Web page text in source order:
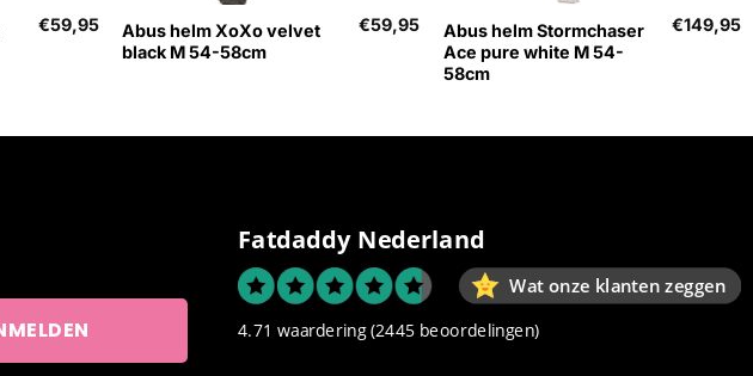
€59,95
Abus helm XoXo velvet
black M 54-58cm
€59,95
Abus helm Stormchaser
Ace pure white M 54-
58cm
€149,95
Fatdaddy Nederland
Wat onze klanten zeggen
4.71 waardering (2445 beoordelingen)